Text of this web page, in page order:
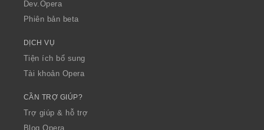
Dev.Opera
Phiên bản beta
DỊCH VỤ
Tiện ích bổ sung
Tài khoản Opera
CẦN TRỢ GIÚP?
Trợ giúp & hỗ trợ
Blog Opera